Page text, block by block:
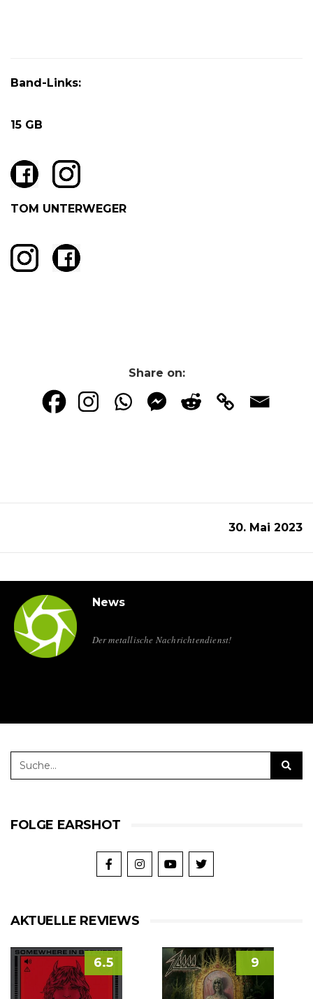
Band-Links:
15 GB
TOM UNTERWEGER
Share on:
30. Mai 2023
News
Der metallische Nachrichtendienst!
FOLGE EARSHOT
AKTUELLE REVIEWS
6.5 9